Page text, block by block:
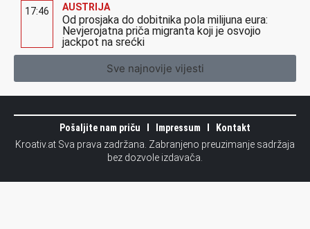
17:46 AUSTRIJA
Od prosjaka do dobitnika pola milijuna eura:
Nevjerojatna priča migranta koji je osvojio
jackpot na srećki
Sve najnovije vijesti
Pošaljite nam priču Impressum
Kontakt
Kroativ.at Sva prava zadržana. Zabranjeno preuzimanje sadržaja
bez dozvole izdavača.